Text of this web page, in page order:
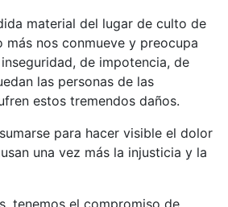
material del lugar de culto de
más nos conmueve y preocupa
de impotencia, de
las personas de las
estos tremendos daños.
para hacer visible el dolor
una vez más la injusticia y la
tenemos el compromiso de